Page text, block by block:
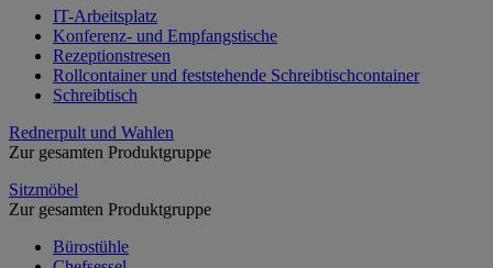
IT-Arbeitsplatz
Konferenz- und Empfangstische
Rezeptionstresen
Rollcontainer und feststehende Schreibtischcontainer
Schreibtisch
Rednerpult und Wahlen
Zur gesamten Produktgruppe
Sitzmöbel
Zur gesamten Produktgruppe
Bürostühle